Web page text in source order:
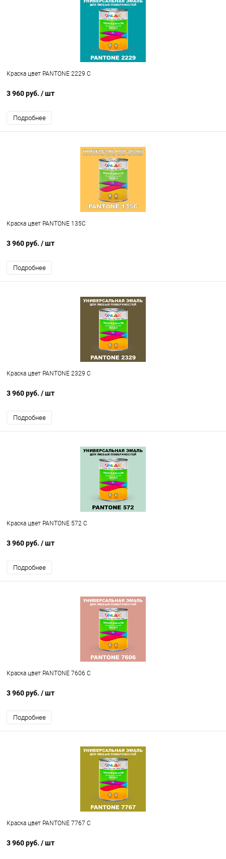
Краска цвет PANTONE 2229 C
3 960 руб. / шт
Подробнее
Краска цвет PANTONE 135C
3 960 руб. / шт
Подробнее
Краска цвет PANTONE 2329 C
3 960 руб. / шт
Подробнее
Краска цвет PANTONE 572 C
3 960 руб. / шт
Подробнее
Краска цвет PANTONE 7606 C
3 960 руб. / шт
Подробнее
Краска цвет PANTONE 7767 C
3 960 руб. / шт